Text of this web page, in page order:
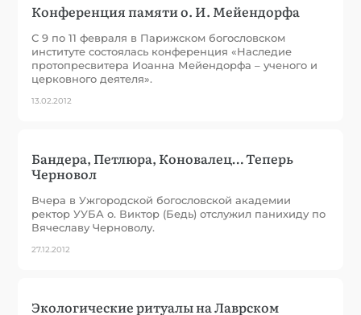
Конференция памяти о. И. Мейендорфа
С 9 по 11 февраля в Парижском богословском
институте состоялась конференция «Наследие
протопресвитера Иоанна Мейендорфа – ученого и
церковного деятеля».
13.02.2012
Бандера, Петлюра, Коновалец… Теперь
Черновол
Вчера в Ужгородской богословской академии
ректор УУБА о. Виктор (Бедь) отслужил панихиду по
Вячеславу Черноволу.
27.12.2012
Экологические ритуалы на Лаврском